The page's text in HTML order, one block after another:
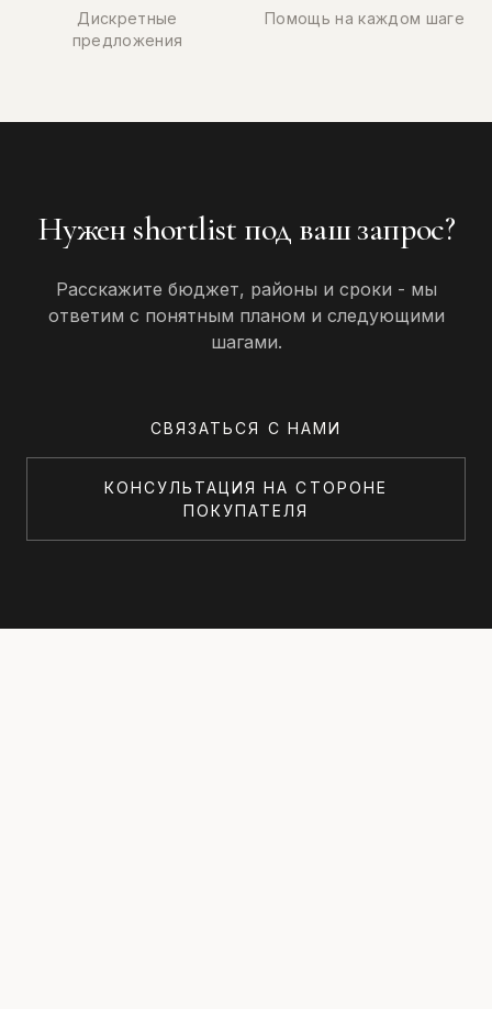
Дискретные
предложения
Помощь на каждом шаге
Нужен shortlist под ваш запрос?
Расскажите бюджет, районы и сроки - мы
ответим с понятным планом и следующими
шагами.
СВЯЗАТЬСЯ С НАМИ
КОНСУЛЬТАЦИЯ НА СТОРОНЕ
ПОКУПАТЕЛЯ